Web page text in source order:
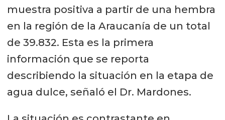
muestra positiva a partir de una hembra
en la región de la Araucanía de un total
de 39.832. Esta es la primera
información que se reporta
describiendo la situación en la etapa de
agua dulce, señaló el Dr. Mardones.